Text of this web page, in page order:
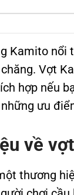
Kamito nổi
Vợt
hợp nếu
ưu
về
thương